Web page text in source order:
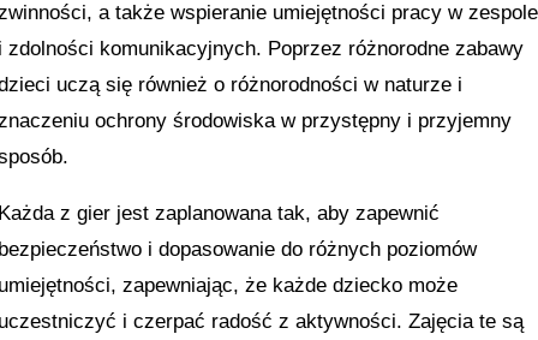
a także wspieranie umiejętności pracy w zespole
zdolności komunikacyjnych. Poprzez różnorodne zabawy
uczą się również o różnorodności w naturze i
ochrony środowiska w przystępny i przyjemny
z gier jest zaplanowana tak, aby zapewnić
i dopasowanie do różnych poziomów
zapewniając, że każde dziecko może
i czerpać radość z aktywności. Zajęcia te są